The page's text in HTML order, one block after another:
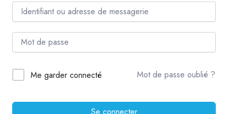
Me garder connecté Mot de passe oublié ?
Se connecter